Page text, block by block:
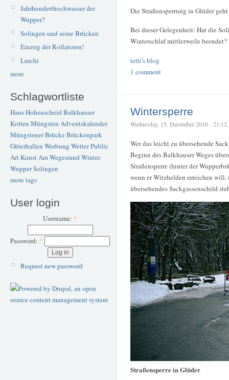
Jahrhunderthochwasser der
Wupper?
Solingen und seine Brücken
Einzug der Rollatoren!
Lurchi
more
Schlagwortliste
Haus Hohenscheid Balkhauser
Kotten Müngsten Adventskalender
Müngstener BrückeBrückenpark
Güterhallen Werbung WetterPublic
ArtKunstAm Wegesrand Winter
WupperSolingen
more tags
User login
Username: *
Password: *
Request new password
Die Straßensperrung in Glüder
Bei dieser Gelegenheit: Hat die
Winterschlaf mittlerweile beendet?
tetti's blog
1 comment
Wintersperre
Wednesday, 15. December 2010 -
Wer das leicht zu übersehende
Beginn des Balkhauser Weges
Straßensperre (hinter der
wenn er Witzhelden erreichen
übersehendes Sackgassenschild
Straßensperre in Glüder